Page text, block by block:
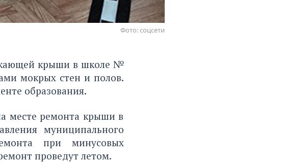
Фото: соцсети
крыши в школе №
мокрых стен и полов.
образования.
месте ремонта крыши в
муниципального
при минусовых
проведут летом.